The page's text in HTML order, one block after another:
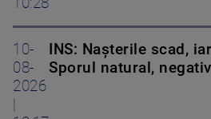
10-
08-
2026
INS: Nașterile scad,
Sporul natural,